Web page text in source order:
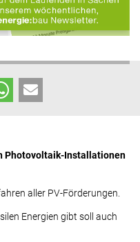
Photovoltaik-Installationen
aller PV-Förderungen.
Energien gibt soll auch